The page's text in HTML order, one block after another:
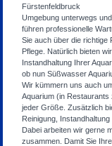
Fürstenfeldbruck
Umgebung unterwegs und
führen professionelle
Sie auch über die richtige
Pflege. Natürlich bieten
Instandhaltung Ihrer
ob nun Süßwasser
Wir kümmern uns auch
Aquarium (in Restaurants
jeder Größe. Zusätzlich
Reinigung,
Dabei arbeiten wir gerne
zusammen. Damit Sie